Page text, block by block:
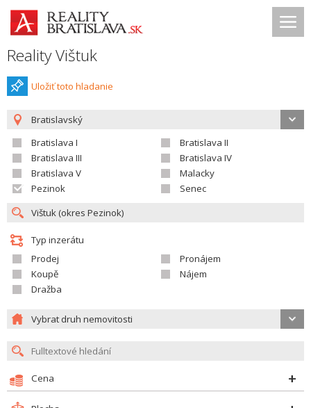
Reality Vištuk
Uložiť toto hladanie
Bratislavský
Bratislava I
Bratislava II
Bratislava III
Bratislava IV
Bratislava V
Malacky
Pezinok
Senec
Typ inzerátu
Prodej
Pronájem
Koupě
Nájem
Dražba
Vybrat druh nemovitosti
Cena